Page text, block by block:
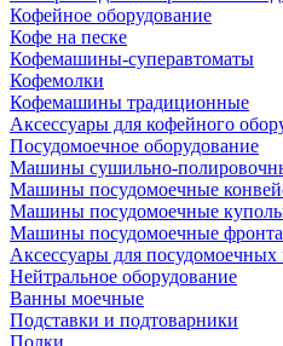
Кофейное оборудование
Кофе на песке
Кофемашины-суперавтоматы
Кофемолки
Кофемашины традиционные
Аксессуары для кофейного
Посудомоечное оборудование
Машины сушильно-
Машины посудомоечные
Машины посудомоечные
Машины посудомоечные
Аксессуары для
Нейтральное оборудование
Ванны моечные
Подставки и подтоварники
Полки